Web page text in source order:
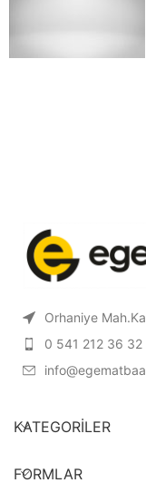
Orhaniye
0 541 212 36 32
KATEGORILER
FORMLAR